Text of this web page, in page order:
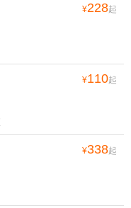
¥228起
¥110起
¥338起